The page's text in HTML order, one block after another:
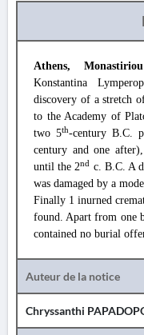
Athens,
Konstantina
discovery of a stretch
to the Academy of
two 5th-century B.C.
century and one
until the 2nd
c. B.C. A
was damaged by a
Finally 1 inurned
found. Apart from one
contained no burial
Auteur de la notice
Chryssanthi